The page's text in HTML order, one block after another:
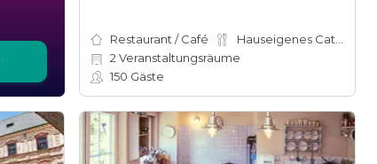
Restaurant / Café
2 Veranstaltungsräume
150 Gäste